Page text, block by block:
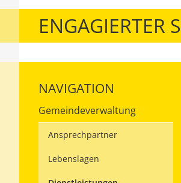
ENGAGIERTER
NAVIGATION
Gemeindeverwaltung
Ansprechpartner
Lebenslagen